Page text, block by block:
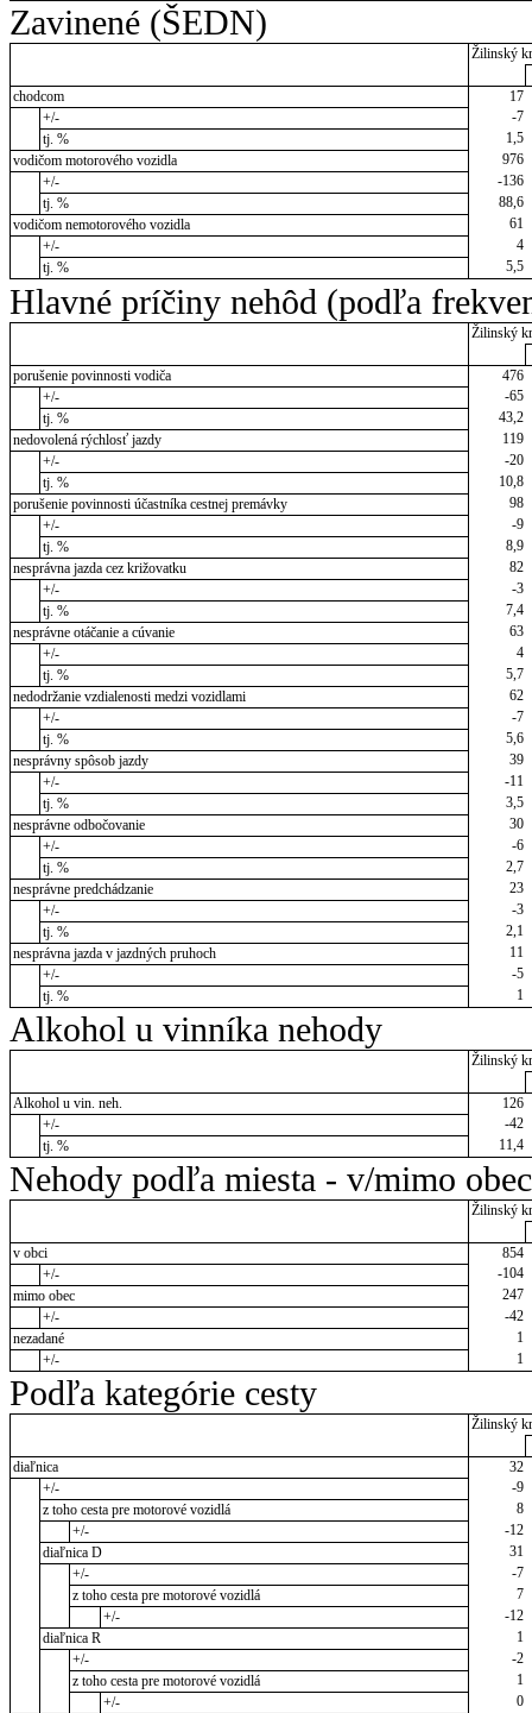
Zavinené (ŠEDN)
Žilinský
chodcom
17
+/-
-7
tj. %
1,5
vodičom motorového vozidla
976
+/-
-136
tj. %
88,6
vodičom nemotorového vozidla
61
+/-
4
tj. %
5,5
Hlavné príčiny nehôd (podľa
Žilinský
porušenie povinnosti vodiča
476
+/-
-65
tj. %
43,2
nedovolená rýchlosť jazdy
119
+/-
-20
tj. %
10,8
porušenie povinnosti účastníka cestnej premávky
98
+/-
-9
tj. %
8,9
nesprávna jazda cez križovatku
82
+/-
-3
tj. %
7,4
nesprávne otáčanie a cúvanie
63
+/-
4
tj. %
5,7
nedodržanie vzdialenosti medzi vozidlami
62
+/-
-7
tj. %
5,6
nesprávny spôsob jazdy
39
+/-
-11
tj. %
3,5
nesprávne odbočovanie
30
+/-
-6
tj. %
2,7
nesprávne predchádzanie
23
+/-
-3
tj. %
2,1
nesprávna jazda v jazdných pruhoch
11
+/-
-5
tj. %
1
Alkohol u vinníka nehody
Žilinský
Alkohol u vin. neh.
126
+/-
-42
tj. %
11,4
Nehody podľa miesta - v/mimo obec
Žilinský
v obci
854
+/-
-104
mimo obec
247
+/-
-42
nezadané
1
+/-
1
Podľa kategórie cesty
Žilinský
diaľnica
32
+/-
-9
z toho cesta pre motorové vozidlá
8
+/-
-12
diaľnica D
31
+/-
-7
z toho cesta pre motorové vozidlá
7
+/-
-12
diaľnica R
1
+/-
-2
z toho cesta pre motorové vozidlá
1
+/-
0